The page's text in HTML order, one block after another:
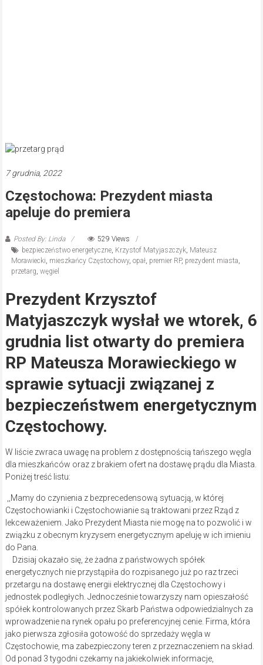
7 grudnia, 2022
Częstochowa: Prezydent miasta
apeluje do premiera
Posted By: Linda
529 Views
bezpieczeństwo energetyczne, Krzystof Matyjaszczyk, Mateusz
Morawiecki, mieszkańcy Częstochowy, opał, premier RP, prezydent miasta,
przetarg, węgiel
Prezydent Krzysztof
Matyjaszczyk wysłał we wtorek, 6
grudnia list otwarty do premiera
RP Mateusza Morawieckiego w
sprawie sytuacji związanej z
bezpieczeństwem energetycznym
Częstochowy.
W liście zwraca uwagę na problem z dostępnością tańszego węgla
dla mieszkańców oraz z brakiem ofert na dostawę prądu dla Miasta.
Poniżej treść listu:
,,Mamy do czynienia z bezprecedensową sytuacją, w której
Częstochowianki i Częstochowianie są traktowani przez Rząd z
lekceważeniem. Jako Prezydent Miasta nie mogę na to pozwolić i w
związku z obecnym kryzysem energetycznym apeluję w ich imieniu
do Pana.
Dzisiaj okazało się, że żadna z państwowych spółek
energetycznych nie przystąpiła do rozpisanego już po raz trzeci
przetargu na dostawę energii elektrycznej dla Częstochowy i
jednostek podległych. Jednocześnie towarzyszy nam opieszałość
spółek kontrolowanych przez Skarb Państwa odpowiedzialnych za
wprowadzenie na rynek opału po preferencyjnej cenie. Firma, która
jako pierwsza zgłosiła gotowość do sprzedaży węgla w
Częstochowie, ma zabezpieczony teren z przeznaczeniem na skład.
Od ponad 3 tygodni czekamy na jakiekolwiek informacje,